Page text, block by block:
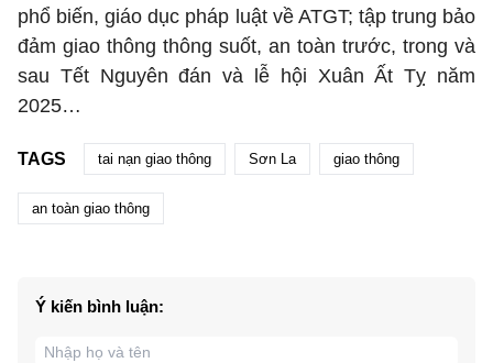
phổ biến, giáo dục pháp luật về ATGT; tập trung bảo
đảm giao thông thông suốt, an toàn trước, trong và
sau Tết Nguyên đán và lễ hội Xuân Ất Tỵ năm
2025…
TAGS tai nạn giao thông Sơn La giao thông
an toàn giao thông
Ý kiến bình luận: